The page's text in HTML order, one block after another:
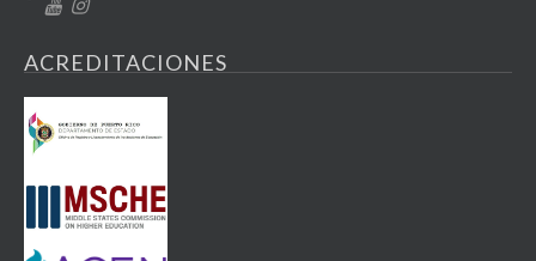
ACREDITACIONES